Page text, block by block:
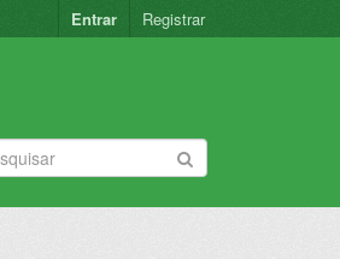
Entrar Registrar